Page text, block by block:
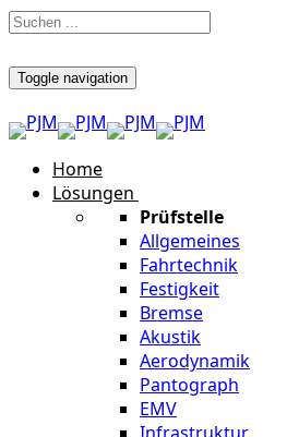
Toggle navigation
Home
Lösungen
Prüfstelle
Allgemeines
Fahrtechnik
Festigkeit
Bremse
Akustik
Aerodynamik
Pantograph
EMV